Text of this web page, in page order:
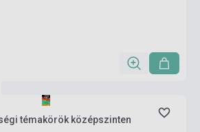
témakörök középszinten